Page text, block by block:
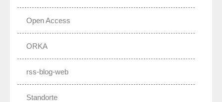
Open Access
ORKA
rss-blog-web
Standorte